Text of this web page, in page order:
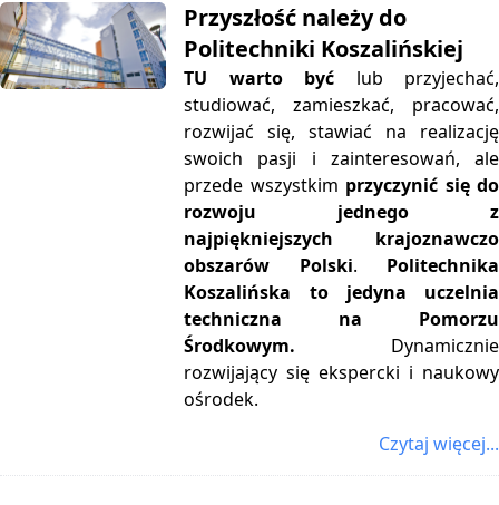
Przyszłość należy do
Politechniki Koszalińskiej
TU warto być lub przyjechać,
studiować, zamieszkać, pracować,
rozwijać się, stawiać na realizację
swoich pasji i zainteresowań, ale
przede wszystkim przyczynić się do
rozwoju jednego z
najpiękniejszych krajoznawczo
obszarów Polski. Politechnika
Koszalińska to jedyna uczelnia
techniczna na Pomorzu
Środkowym. Dynamicznie
rozwijający się ekspercki i naukowy
ośrodek.
Czytaj więcej...